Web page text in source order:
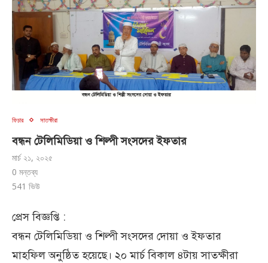
ফিচার সাতক্ষীরা
বন্ধন টেলিমিডিয়া ও শিল্পী সংসদের ইফতার
মার্চ ২১, ২০২৫
0 মন্তব্য
541 ভিউ
প্রেস বিজ্ঞপ্তি :
বন্ধন টেলিমিডিয়া ও শিল্পী সংসদের দোয়া ও ইফতার
মাহফিল অনুষ্ঠিত হয়েছে। ২০ মার্চ বিকাল ৪টায় সাতক্ষীরা